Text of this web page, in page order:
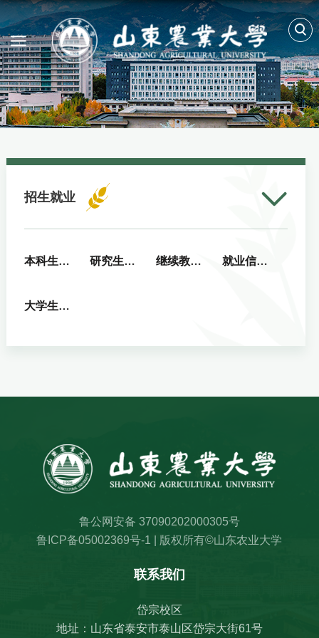
招生就业
本科生招生 研究生招生 继续教育招生 就业信息网
大学生创新创业在线
鲁公网安备 37090202000305号
鲁ICP备05002369号-1 | 版权所有©山东农业大学
联系我们
岱宗校区
地址：山东省泰安市泰山区岱宗大街61号